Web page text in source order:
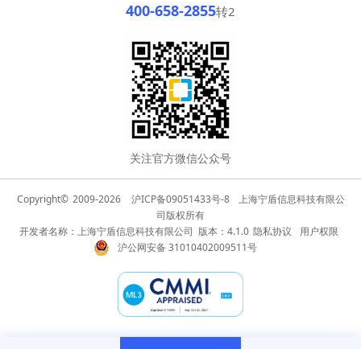
400-658-2855转2
关注官方微信公众号
Copyright© 2009-2026 沪ICP备09051433号-8
上海宁盾信息科技有限公
司版权所有
开发者名称：上海宁盾信息科技有限公司 版本：4.1.0 隐私协议
用户权限
沪公网安备 31010402009511号